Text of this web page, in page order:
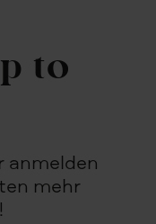
to
anmelden
mehr